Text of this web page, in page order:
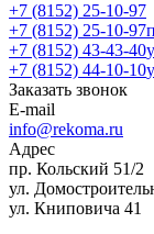
+7 (8152) 25-10-97
+7 (8152) 25-10-97
+7 (8152) 43-43-40
+7 (8152) 44-10-10
Заказать звонок
E-mail
info@rekoma.ru
Адрес
пр. Кольский 51/2
ул.
ул. Книповича 41